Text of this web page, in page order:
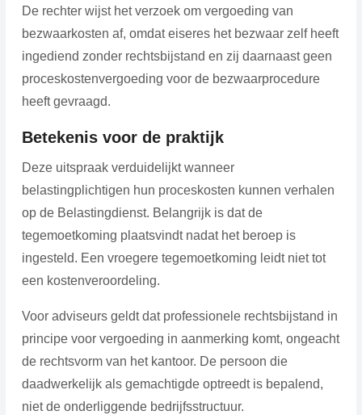
De rechter wijst het verzoek om vergoeding van
bezwaarkosten af, omdat eiseres het bezwaar zelf heeft
ingediend zonder rechtsbijstand en zij daarnaast geen
proceskostenvergoeding voor de bezwaarprocedure
heeft gevraagd.
Betekenis voor de praktijk
Deze uitspraak verduidelijkt wanneer
belastingplichtigen hun proceskosten kunnen verhalen
op de Belastingdienst. Belangrijk is dat de
tegemoetkoming plaatsvindt nadat het beroep is
ingesteld. Een vroegere tegemoetkoming leidt niet tot
een kostenveroordeling.
Voor adviseurs geldt dat professionele rechtsbijstand in
principe voor vergoeding in aanmerking komt, ongeacht
de rechtsvorm van het kantoor. De persoon die
daadwerkelijk als gemachtigde optreedt is bepalend,
niet de onderliggende bedrijfsstructuur.